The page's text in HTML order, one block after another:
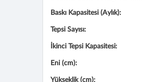
Baskı Kapasitesi (Aylık):
Tepsi Sayısı:
İkinci Tepsi Kapasitesi:
Eni (cm):
Yükseklik (cm):